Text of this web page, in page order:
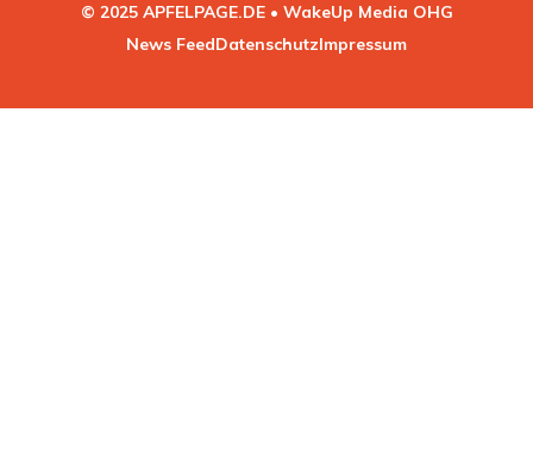
© 2025 APFELPAGE.DE • WakeUp Media OHG
News FeedDatenschutzImpressum